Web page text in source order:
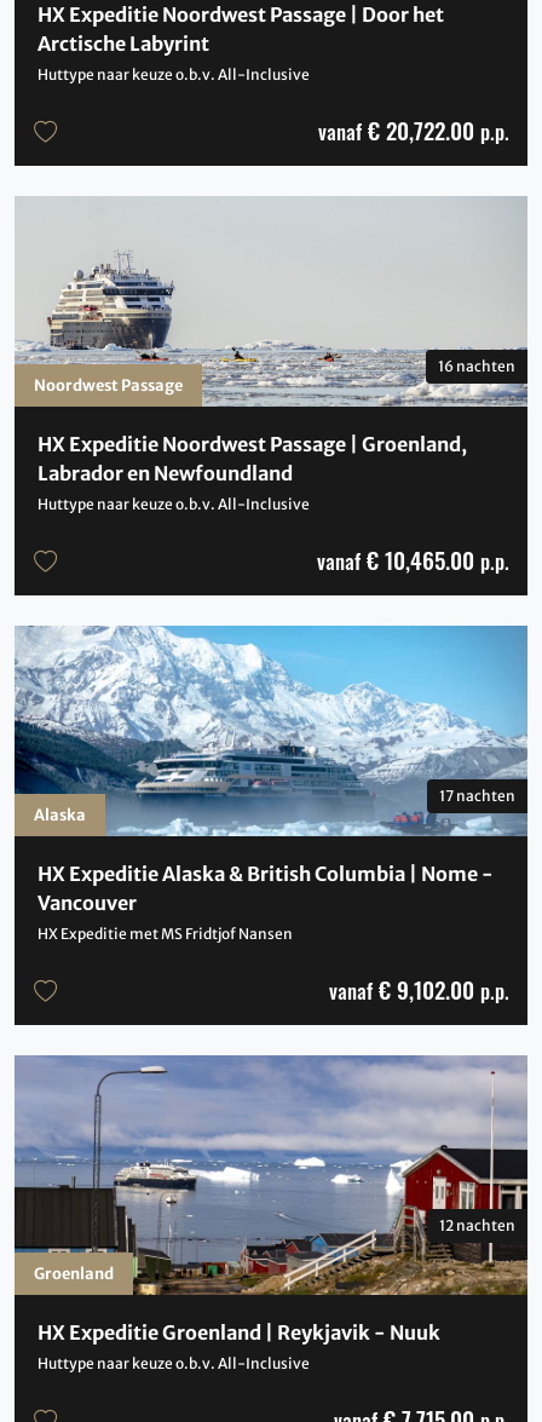
HX Expeditie Noordwest Passage | Door het
Arctische Labyrint
Huttype naar keuze o.b.v. All-Inclusive
vanaf € 20,722.00 p.p.
HX Expeditie Noordwest Passage | Groenland,
Labrador en Newfoundland
Huttype naar keuze o.b.v. All-Inclusive
16 nachten
vanaf € 10,465.00 p.p.
Noordwest Passage
HX Expeditie Alaska & British Columbia | Nome -
Vancouver
HX Expeditie met MS Fridtjof Nansen
17 nachten
vanaf € 9,102.00 p.p.
Alaska
HX Expeditie Groenland | Reykjavik - Nuuk
Huttype naar keuze o.b.v. All-Inclusive
12 nachten
Groenland